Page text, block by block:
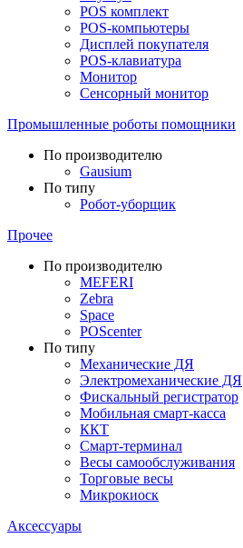
POS комплект
POS-компьютеры
Дисплей покупателя
POS-клавиатура
Монитор
Сенсорный монитор
Промышленные роботы помощники
По производителю
Gausium
По типу
Робот-уборщик
Прочее
По производителю
MEFERI
Zebra
Space
POScenter
По типу
Механические ДЯ
Электромеханические ДЯ
Фискальный регистратор
Мобильная смарт-касса
ККТ
Смарт-терминал
Весы самообслуживания
Торговые весы
Микрокиоск
Аксессуары